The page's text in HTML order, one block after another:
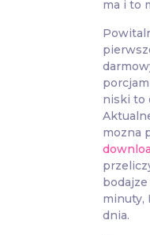
ma i to
niski to
mozna
minuty,
dnia.